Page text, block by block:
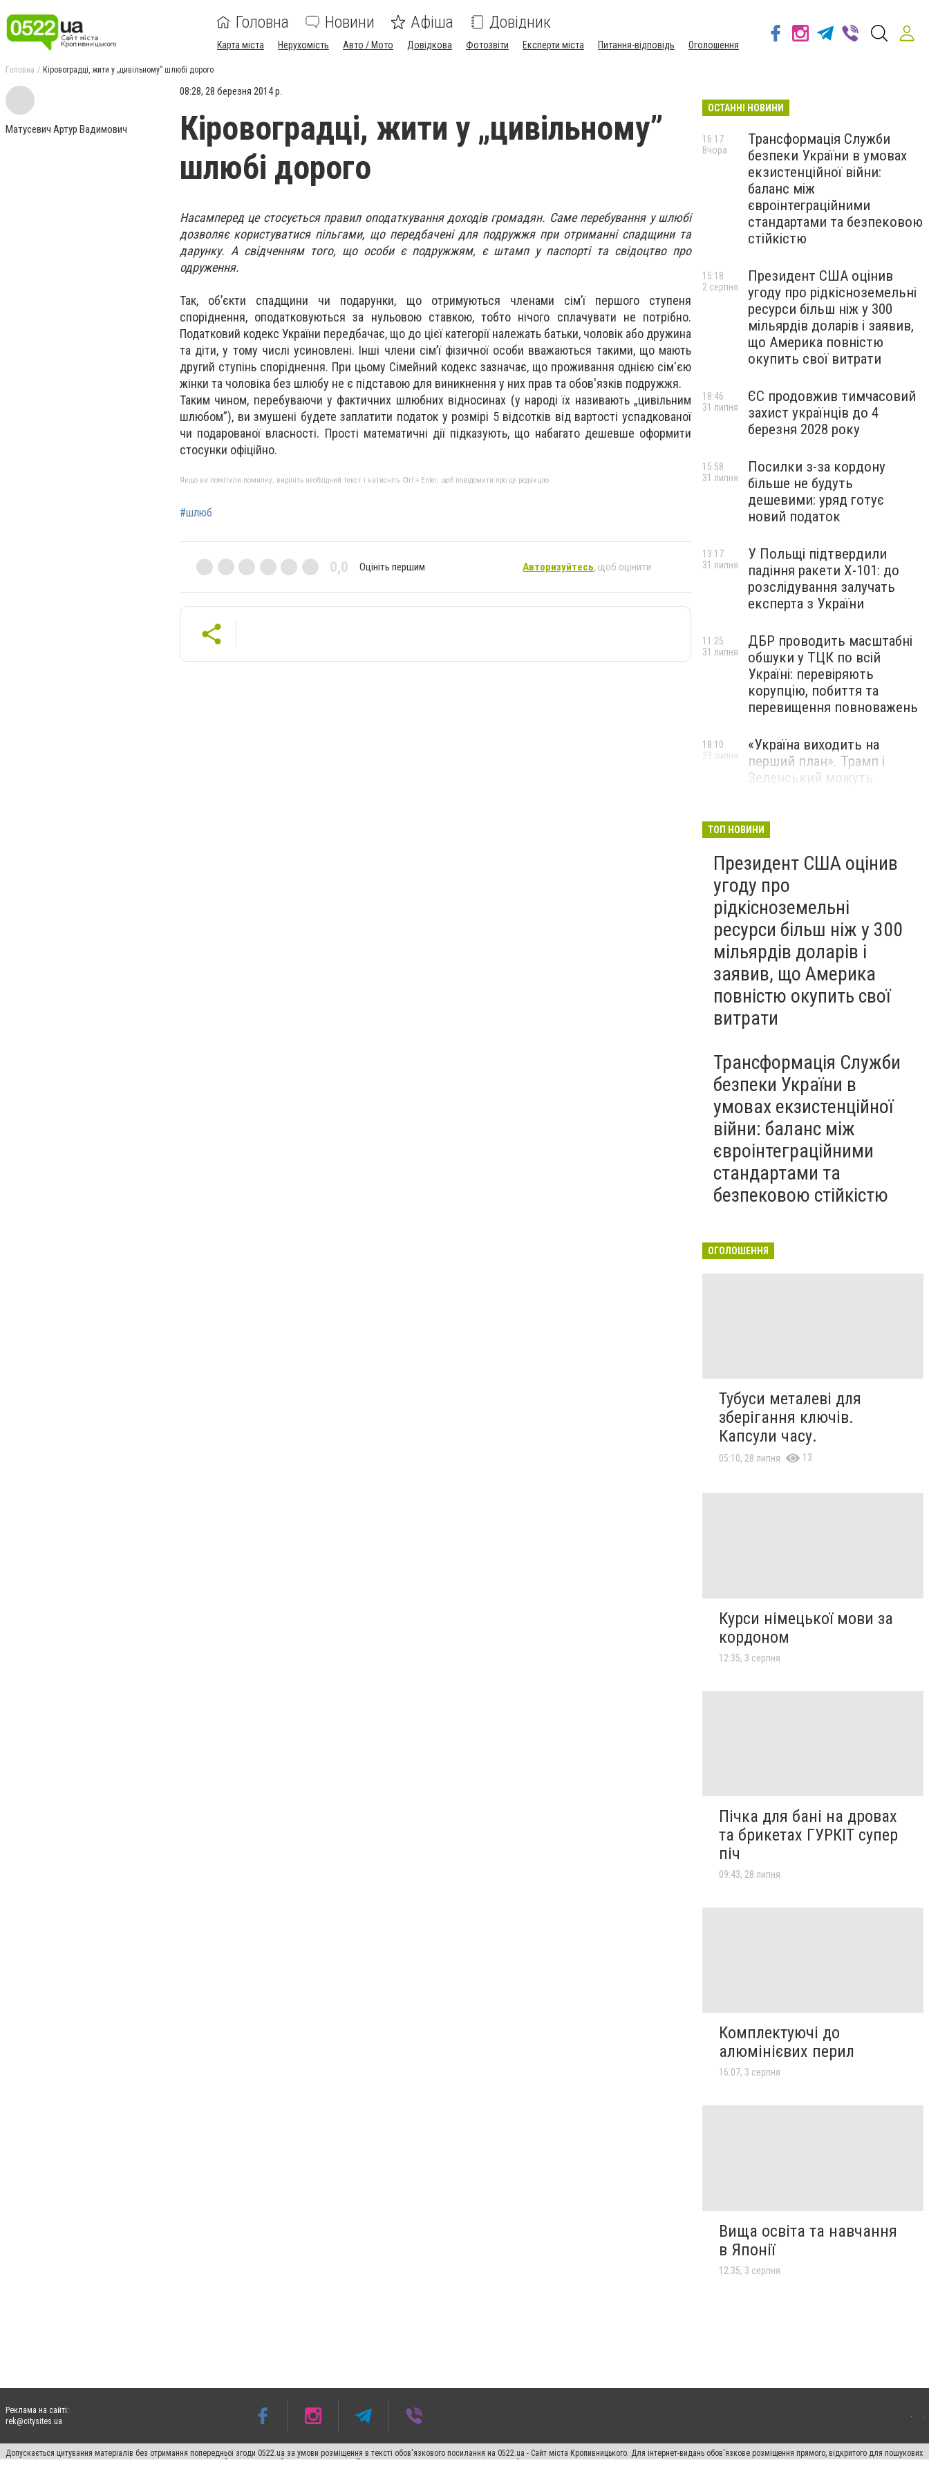
Головна Новини Афіша Довідник
Карта міста Нерухомість Авто / Мото Довідкова Фотозвіти Експерти міста Питання-відповідь Оголошення
Головна Кіровоградці, жити у „цивільному” шлюбі дорого
Матусевич Артур Вадимович
08:28, 28 березня 2014 р.
Кіровоградці, жити у „цивільному”
шлюбі дорого
Насамперед це стосується правил оподаткування доходів громадян. Саме перебування у шлюбі
дозволяє користуватися пільгами, що передбачені для подружжя при отриманні спадщини та
дарунку. А свідченням того, що особи є подружжям, є штамп у паспорті та свідоцтво про
одруження.
Так, об’єкти спадщини чи подарунки, що отримуються членами сім’ї першого ступеня
споріднення, оподатковуються за нульовою ставкою, тобто нічого сплачувати не потрібно.
Податковий кодекс України передбачає, що до цієї категорії належать батьки, чоловік або дружина
та діти, у тому числі усиновлені. Інші члени сім’ї фізичної особи вважаються такими, що мають
другий ступінь споріднення. При цьому Сімейний кодекс зазначає, що проживання однією сім'єю
жінки та чоловіка без шлюбу не є підставою для виникнення у них прав та обов'язків подружжя.
Таким чином, перебуваючи у фактичних шлюбних відносинах (у народі їх називають „цивільним
шлюбом”), ви змушені будете заплатити податок у розмірі 5 відсотків від вартості успадкованої
чи подарованої власності. Прості математичні дії підказують, що набагато дешевше оформити
стосунки офіційно.
Якщо ви помітили помилку, виділіть необхідний текст і натисніть Ctrl + Enter, щоб повідомити про це редакцію
#шлюб
0,0 Оцініть першим Авторизуйтесь, щоб оцінити
ОСТАННІ НОВИНИ
Трансформація Служби
безпеки України в умовах
екзистенційної війни:
баланс між
євроінтеграційними
стандартами та безпековою
стійкістю
16:17
Вчора
Президент США оцінив
угоду про рідкісноземельні
ресурси більш ніж у 300
мільярдів доларів і заявив,
що Америка повністю
окупить свої витрати
15:18
2 серпня
ЄС продовжив тимчасовий
захист українців до 4
березня 2028 року
18:46
31 липня
Посилки з-за кордону
більше не будуть
дешевими: уряд готує
новий податок
15:58
31 липня
У Польщі підтвердили
падіння ракети Х-101: до
розслідування залучать
експерта з України
13:17
31 липня
ДБР проводить масштабні
обшуки у ТЦК по всій
Україні: перевіряють
корупцію, побиття та
перевищення повноважень
11:25
31 липня
«Україна виходить на
перший план». Трамп і
Зеленський можуть
18:10
29 липня
навчання зі зміцнення
доброчесності й
ефективного урядування
29 липня
ТОП НОВИНИ
Президент США оцінив
угоду про
рідкісноземельні
ресурси більш ніж у 300
мільярдів доларів і
заявив, що Америка
повністю окупить свої
витрати
Трансформація Служби
безпеки України в
умовах екзистенційної
війни: баланс між
євроінтеграційними
стандартами та
безпековою стійкістю
ОГОЛОШЕННЯ
Тубуси металеві для
зберігання ключів.
Капсули часу.
05:10, 28 липня 13
Курси німецької мови за
кордоном
12:35, 3 серпня
Пічка для бані на дровах
та брикетах ГУРКІТ супер
піч
09:43, 28 липня
Комплектуючі до
алюмінієвих перил
16:07, 3 серпня
Вища освіта та навчання
в Японії
12:35, 3 серпня
Реклама на сайті:
rek@citysites.ua
Допускається цитування матеріалів без отримання попередньої згоди 0522.ua за умови розміщення в тексті обов'язкового посилання на 0522.ua - Сайт міста Кропивницького. Для інтернет-видань обов'язкове розміщення прямого, відкритого для пошукових
систем гіперпосилання на цитовані статті не нижче другого абзацу в тексті або в якості джерела. Порушення виняткових прав переслідується Законом.